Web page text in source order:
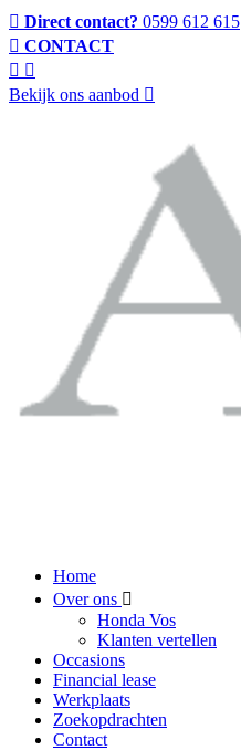
Direct contact? 0599 612 615
CONTACT
Bekijk ons aanbod
Home
Over ons
Honda Vos
Klanten vertellen
Occasions
Financial lease
Werkplaats
Zoekopdrachten
Contact